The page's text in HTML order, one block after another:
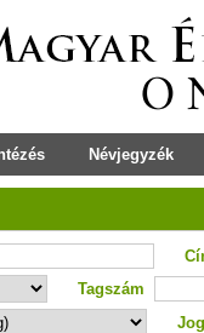
Névjegyzék
Tagszám